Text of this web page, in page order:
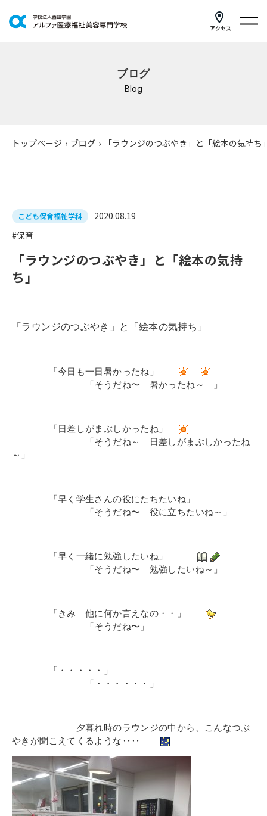
アクセス
研修・講座
寄付金のご案内
卒業生の皆さまへ
お問い合わせ
インターネット出願
個人情報の取り扱いについて
TEL：042-729-1026 (平日8時30分〜17時30分)
ブログ
Blog
トップページ › ブログ › 「ラウンジのつぶやき」と「絵本の気持ち
こども保育福祉学科
2020.08.19
#保育
「ラウンジのつぶやき」と「絵本の気持
ち」
「ラウンジのつぶやき」と「絵本の気持ち」
「今日も一日暑かったね」
「そうだね〜 暑かったね～ 」
「日差しがまぶしかったね」
「そうだね～ 日差しがまぶしかったね
～」
「早く学生さんの役にたちたいね」
「そうだね〜 役に立ちたいね～」
「早く一緒に勉強したいね」
「そうだね〜 勉強したいね～」
「きみ 他に何か言えなの・・」
「そうだね〜」
「・・・・・」
「・・・・・・」
夕暮れ時のラウンジの中から、こんなつぶ
やきが聞こえてくるような‥‥